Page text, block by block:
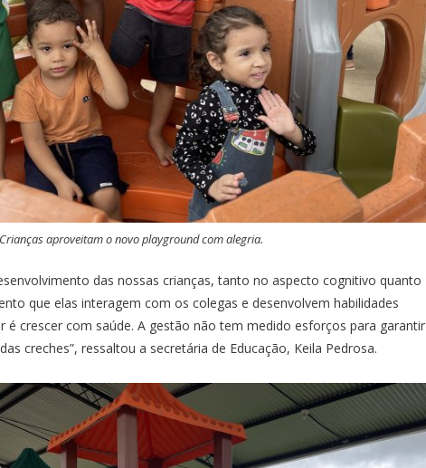
Crianças aproveitam o novo playground com alegria.
das nossas crianças, tanto no aspecto cognitivo quanto
que elas interagem com os colegas e desenvolvem habilidades
é crescer com saúde. A gestão não tem medido esforços para garantir
creches”, ressaltou a secretária de Educação, Keila Pedrosa.